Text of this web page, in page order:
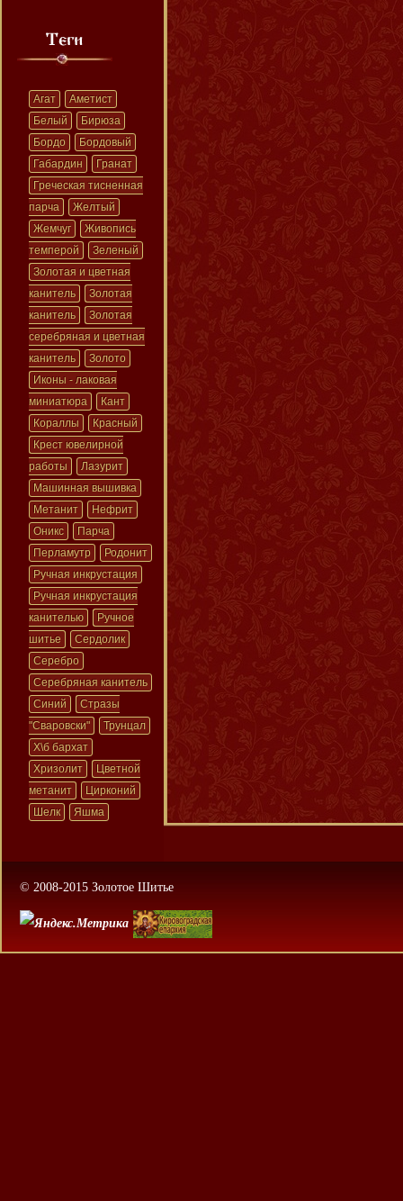
Агат
Аметист
Белый
Бирюза
Бордо
Бордовый
Габардин
Гранат
Греческая тисненная
парча
Желтый
Жемчуг
Живопись
темперой
Зеленый
Золотая и цветная
канитель
Золотая
канитель
Золотая
серебряная и цветная
канитель
Золото
Иконы - лаковая
миниатюра
Кант
Кораллы
Красный
Крест ювелирной
работы
Лазурит
Машинная вышивка
Метанит
Нефрит
Оникс
Парча
Перламутр
Родонит
Ручная инкрустация
Ручная инкрустация
канителью
Ручное
шитье
Сердолик
Серебро
Серебряная канитель
Синий
Стразы
"Сваровски"
Трунцал
Х\б бархат
Хризолит
Цветной
метанит
Цирконий
Шелк
Яшма
© 2008-2015 Золотое Шитье